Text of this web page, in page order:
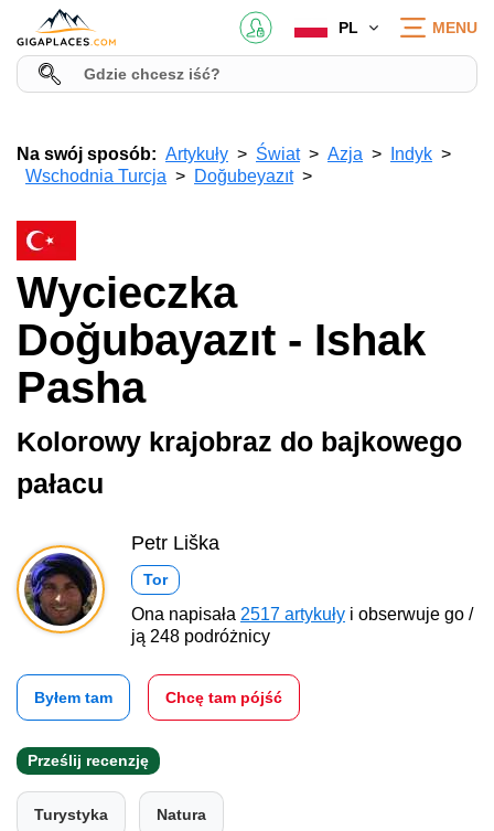
PL MENU
Na swój sposób: Artykuły Świat Azja
Indyk
Wschodnia Turcja
Doğubeyazıt
Wycieczka
Doğubayazıt - Ishak
Pasha
Kolorowy krajobraz do bajkowego
pałacu
Petr Liška
Tor
Ona napisała 2517 artykuły i obserwuje go /
ją 248 podróżnicy
Byłem tam Chcę tam pójść
Prześlij recenzję
Turystyka Natura